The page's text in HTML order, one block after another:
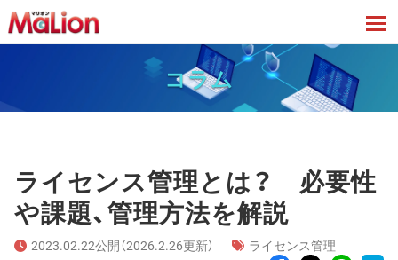
コラム
ライセンス管理とは？ 必要性
や課題、管理方法を解説
2023.02.22公開（2026.2.26更新） ライセンス管理